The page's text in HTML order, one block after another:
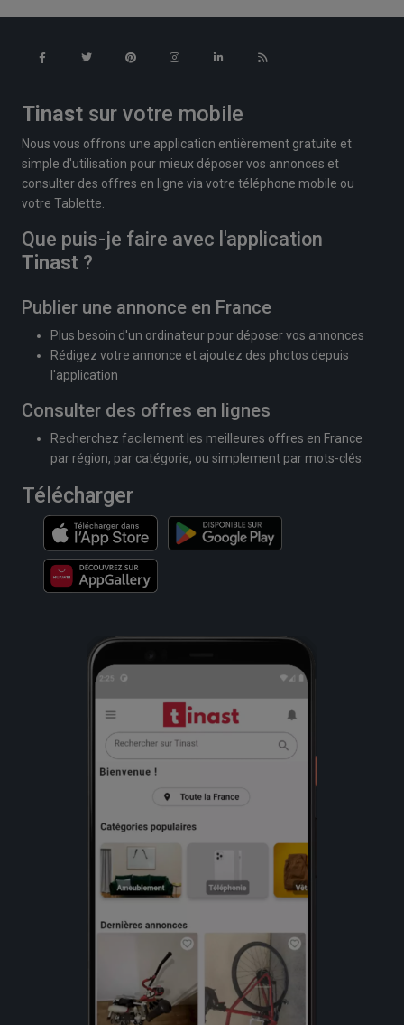
Tinast sur votre mobile
Nous vous offrons une application entièrement gratuite et
simple d'utilisation pour mieux déposer vos annonces et
consulter des offres en ligne via votre téléphone mobile ou
votre Tablette.
Que puis-je faire avec l'application
Tinast ?
Publier une annonce en France
Plus besoin d'un ordinateur pour déposer vos annonces
Rédigez votre annonce et ajoutez des photos depuis
l'application
Consulter des offres en lignes
Recherchez facilement les meilleures offres en France
par région, par catégorie, ou simplement par mots-clés.
Télécharger